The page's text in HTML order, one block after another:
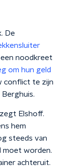
De
een noodkreet
om hun geld
conflict te zijn
Elshoff.
hem
steeds van
moet worden.
achteruit.